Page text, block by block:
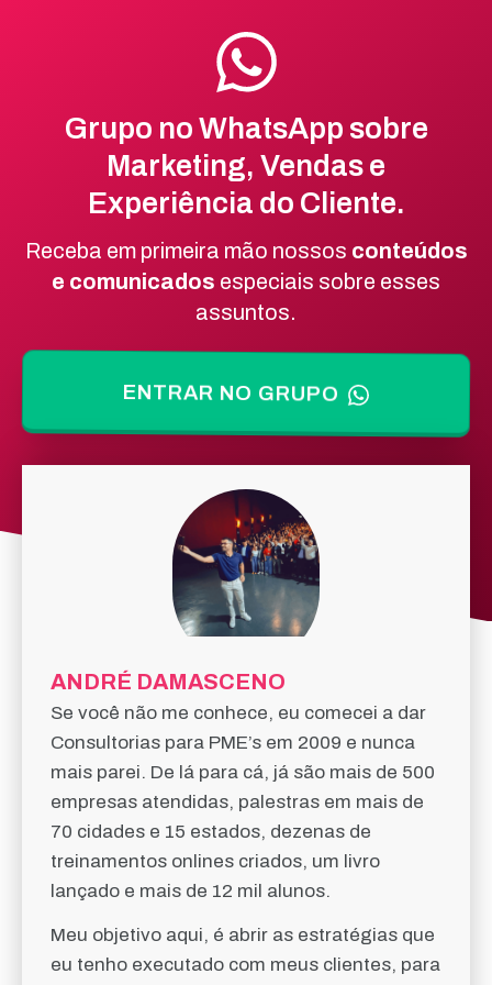
Grupo no WhatsApp sobre
Marketing, Vendas e
Experiência do Cliente.
Receba em primeira mão nossos conteúdos
e comunicados especiais sobre esses
assuntos.
ENTRAR NO GRUPO
ANDRÉ DAMASCENO
Se você não me conhece, eu comecei a dar
Consultorias para PME’s em 2009 e nunca
mais parei. De lá para cá, já são mais de 500
empresas atendidas, palestras em mais de
70 cidades e 15 estados, dezenas de
treinamentos onlines criados, um livro
lançado e mais de 12 mil alunos.
Meu objetivo aqui, é abrir as estratégias que
eu tenho executado com meus clientes, para